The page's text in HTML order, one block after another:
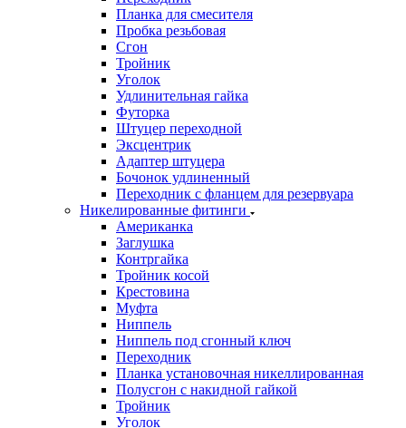
Планка для смесителя
Пробка резьбовая
Сгон
Тройник
Уголок
Удлинительная гайка
Футорка
Штуцер переходной
Эксцентрик
Адаптер штуцера
Бочонок удлиненный
Переходник с фланцем для резервуара
Никелированные фитинги
Американка
Заглушка
Контргайка
Тройник косой
Крестовина
Муфта
Ниппель
Ниппель под сгонный ключ
Переходник
Планка установочная никеллированная
Полусгон с накидной гайкой
Тройник
Уголок